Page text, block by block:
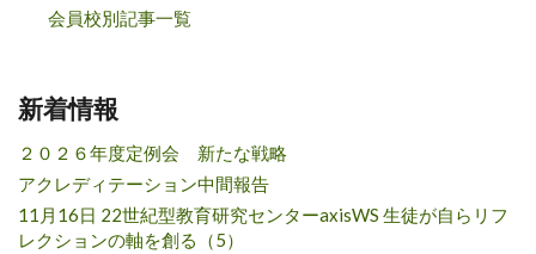
会員校別記事一覧
新着情報
２０２６年度定例会 新たな戦略
アクレディテーション中間報告
11月16日 22世紀型教育研究センターaxisWS 生徒が自らリフ
レクションの軸を創る（5）